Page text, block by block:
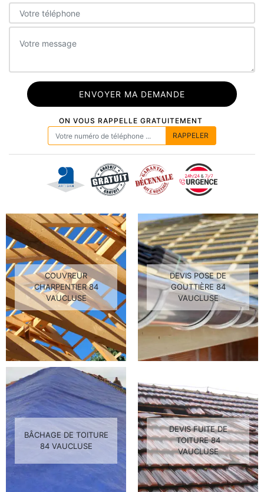
ON VOUS RAPPELLE GRATUITEMENT
COUVREUR
CHARPENTIER 84
VAUCLUSE
DEVIS POSE DE
GOUTTIÈRE 84
VAUCLUSE
BÂCHAGE DE TOITURE
84 VAUCLUSE
DEVIS FUITE DE
TOITURE 84
VAUCLUSE